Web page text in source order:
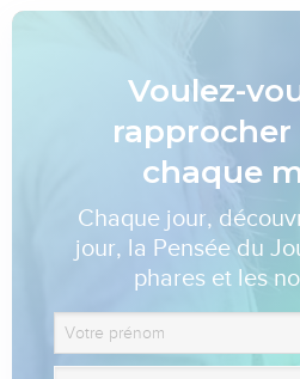
Voulez-
rapprocher
chaque
Chaque jour,
jour, la Pensée du
phares et les